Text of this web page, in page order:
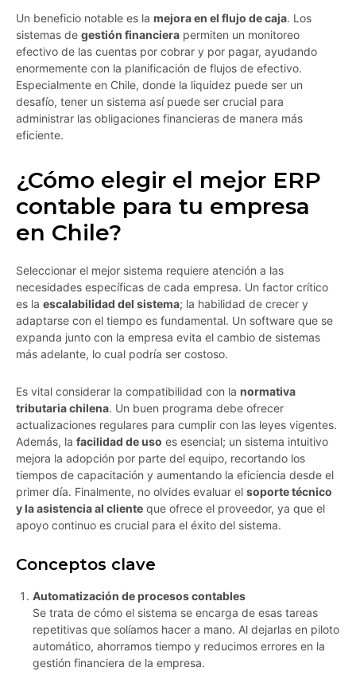
Un beneficio notable es la mejora en el flujo de caja. Los
sistemas de gestión financiera permiten un monitoreo
efectivo de las cuentas por cobrar y por pagar, ayudando
enormemente con la planificación de flujos de efectivo.
Especialmente en Chile, donde la liquidez puede ser un
desafío, tener un sistema así puede ser crucial para
administrar las obligaciones financieras de manera más
eficiente.
¿Cómo elegir el mejor ERP
contable para tu empresa
en Chile?
Seleccionar el mejor sistema requiere atención a las
necesidades específicas de cada empresa. Un factor crítico
es la escalabilidad del sistema; la habilidad de crecer y
adaptarse con el tiempo es fundamental. Un software que se
expanda junto con la empresa evita el cambio de sistemas
más adelante, lo cual podría ser costoso.
Es vital considerar la compatibilidad con la normativa
tributaria chilena. Un buen programa debe ofrecer
actualizaciones regulares para cumplir con las leyes vigentes.
Además, la facilidad de uso es esencial; un sistema intuitivo
mejora la adopción por parte del equipo, recortando los
tiempos de capacitación y aumentando la eficiencia desde el
primer día. Finalmente, no olvides evaluar el soporte técnico
y la asistencia al cliente que ofrece el proveedor, ya que el
apoyo continuo es crucial para el éxito del sistema.
Conceptos clave
Automatización de procesos contables
Se trata de cómo el sistema se encarga de esas tareas
repetitivas que solíamos hacer a mano. Al dejarlas en piloto
automático, ahorramos tiempo y reducimos errores en la
gestión financiera de la empresa.